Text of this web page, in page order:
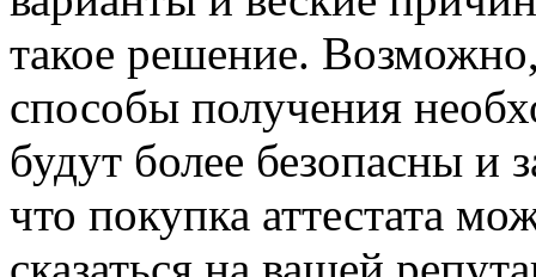
такое решение.
способы получения
будут более безопасны и
что покупка аттестата